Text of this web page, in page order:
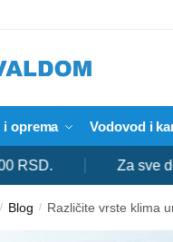
i oprema Vodovod i
Za sve
/ Blog / Različite vrste klima